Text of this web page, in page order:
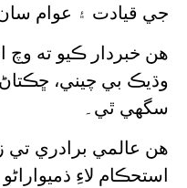
جي قيادت ۽ عوام سان
هن خبردار ڪيو ته وچ
وڌيڪ بي چيني،
سگهي ٿي۔
هن عالمي برادري تي
استحڪام لاءِ